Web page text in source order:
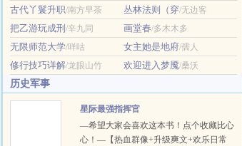
流产生不出孩子？行，我就给你纳个爱搅
事的小妾。想要和高门贵女成双成对？那
我就在外面大肆宣扬自己的好名声。高门
贵女怀孕了？没事，小妾也怀孕了。……
眼看时机成熟，前夫与高门贵女各怀鬼
胎，小…
古代丫鬟升职/南方早茶 丛林法则（穿/无边客
把乙游玩成刑 /辛九同 画堂春/多木木多
无限师范大学/咩咕 女主她是地府/孺人
修行技巧详解/龙眼山竹 欢迎进入梦魇/桑沃
历史军事
星际最强指挥官
—希望大家会喜欢这本书！点个收藏比心
心！—【热血群像+升级爽文+欢乐日常